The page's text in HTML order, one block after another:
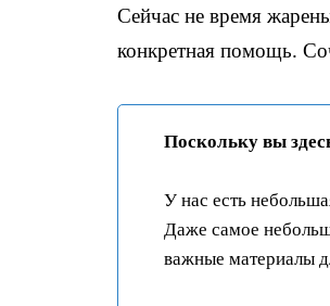
Сейчас не время
конкретная помощь.
Поскольку вы
У нас есть
Даже самое
важные материалы